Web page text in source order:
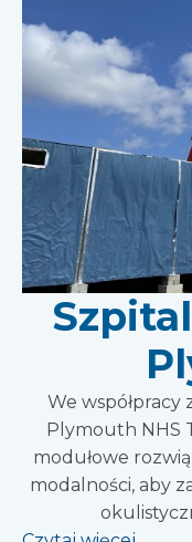
We
Plymouth NHS
modułowe
modalności, aby